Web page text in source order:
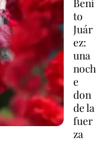
to
Juár
ez:
una
noch
e
don
de la
fuer
za